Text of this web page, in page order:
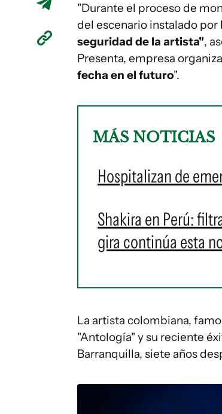
"Durante el proceso de
del escenario instalado por
seguridad de la artista",
Presenta, empresa
fecha en el futuro".
MÁS NOTICIAS
Hospitalizan de
Shakira en Perú:
gira continúa esta
La artista colombiana,
"Antología" y su reciente
Barranquilla, siete años